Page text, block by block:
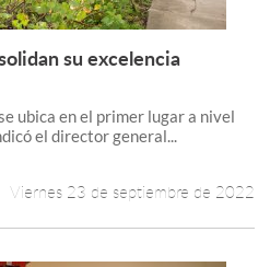
Leer más +
su excelencia
ubica en el primer lugar a nivel
el director general...
Viernes 23 de septiembre de 2022